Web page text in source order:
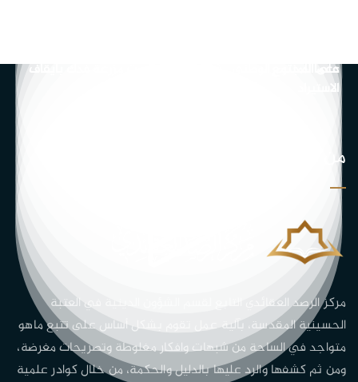
على المجتمع
دعما للمنتوج الوطني.. شاهد كيف ساهمت مزرعة فدك بايقاف
الاستيراد
من نحن
مركز الرصد العقائدي التابع لقسم الشؤون الدينية في العتبة
الحسينية المقدسة، بآلية عمل تقوم بشكل أساس على تتبع ماهو
متواجد في الساحة من شبهات وافكار مغلوطة وتصريحات مغرضة،
ومن ثم كشفها والرد عليها بالدليل والحكمة، من خلال كوادر علمية